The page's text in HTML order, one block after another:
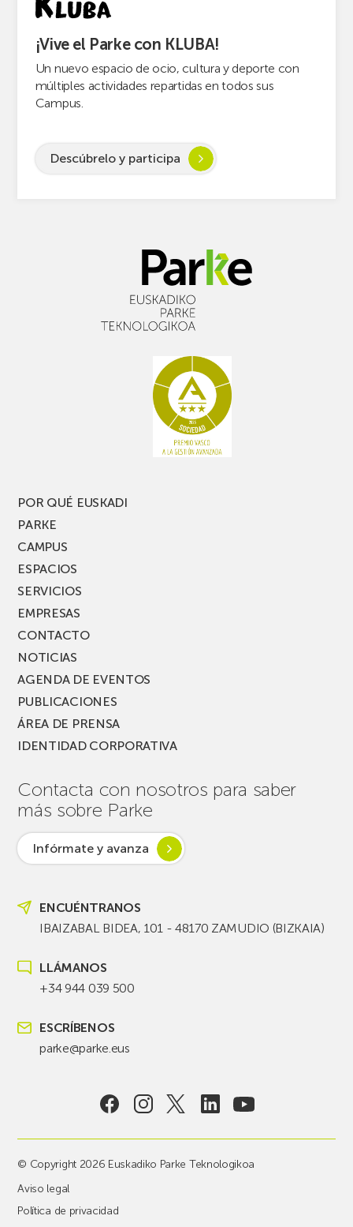
nueva
del
PARKEA
MUSIK
FEST!
¡Vive el Parke con KLUBA!
Un nuevo espacio de ocio, cultura y deporte con
múltiples actividades repartidas en todos sus
Campus.
Descúbrelo y participa
POR QUÉ EUSKADI
PARKE
CAMPUS
ESPACIOS
SERVICIOS
EMPRESAS
CONTACTO
NOTICIAS
AGENDA DE EVENTOS
PUBLICACIONES
ÁREA DE PRENSA
IDENTIDAD CORPORATIVA
Contacta con nosotros para saber
más sobre Parke
Infórmate y avanza
ENCUÉNTRANOS
IBAIZABAL BIDEA, 101 - 48170 ZAMUDIO (BIZKAIA)
LLÁMANOS
+34 944 039 500
ESCRÍBENOS
parke@parke.eus
© Copyright 2026 Euskadiko Parke Teknologikoa
Aviso legal
Política de privacidad